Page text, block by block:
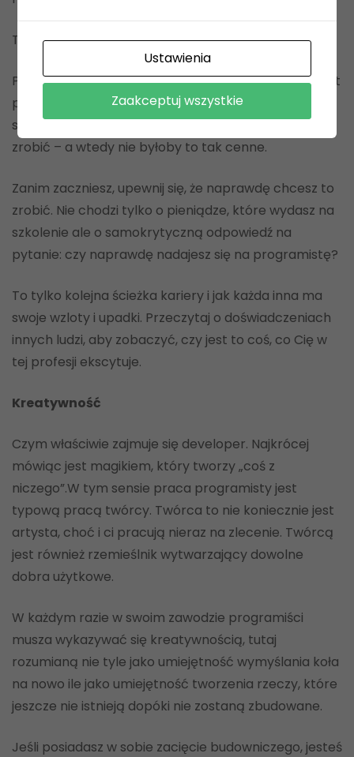
Tak jak wspomnieliśmy na wstępie:
Programowanie nie jest bowiem dla każdego. Wprost
przeciwnie. To trudne zajęcie, do którego nie każdy
się nadaje. Gdyby to było łatwe, każdy mógłby to
zrobić – a wtedy nie byłoby to tak cenne.
Zanim zaczniesz, upewnij się, że naprawdę chcesz to
zrobić. Nie chodzi tylko o pieniądze, które wydasz na
szkolenie ale o samokrytyczną odpowiedź na
pytanie: czy naprawdę nadajesz się na programistę?
To tylko kolejna ścieżka kariery i jak każda inna ma
swoje wzloty i upadki. Przeczytaj o doświadczeniach
innych ludzi, aby zobaczyć, czy jest to coś, co Cię w
tej profesji ekscytuje.
Kreatywność
Czym właściwie zajmuje się developer. Najkrócej
mówiąc jest magikiem, który tworzy „coś z
niczego”.W tym sensie praca programisty jest
typową pracą twórcy. Twórca to nie koniecznie jest
artysta, choć i ci pracują nieraz na zlecenie. Twórcą
jest również rzemieślnik wytwarzający dowolne
dobra użytkowe.
W każdym razie w swoim zawodzie programiści
musza wykazywać się kreatywnością, tutaj
rozumianą nie tyle jako umiejętność wymyślania koła
na nowo ile jako umiejętność tworzenia rzeczy, które
jeszcze nie istnieją dopóki nie zostaną zbudowane.
Jeśli posiadasz w sobie zacięcie budowniczego, jesteś
Ustawienia
Zaakceptuj wszystkie